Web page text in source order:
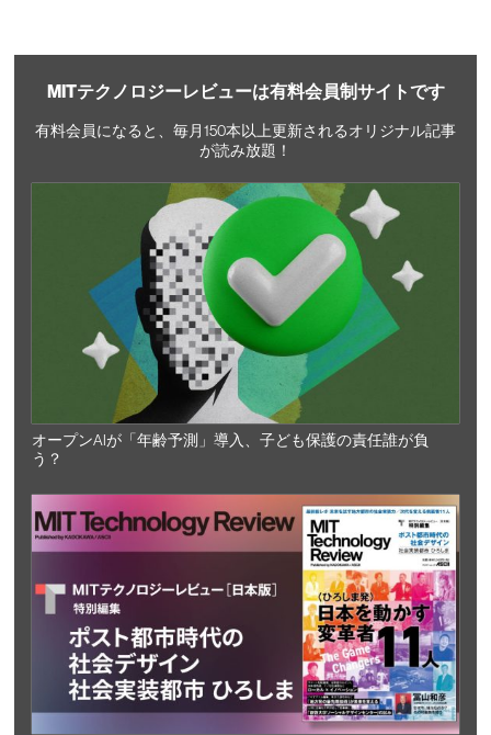
MITテクノロジーレビューは有料会員制サイトです
有料会員になると、毎月150本以上更新されるオリジナル記事
が読み放題！
オープンAIが「年齢予測」導入、子ども保護の責任誰が負
う？